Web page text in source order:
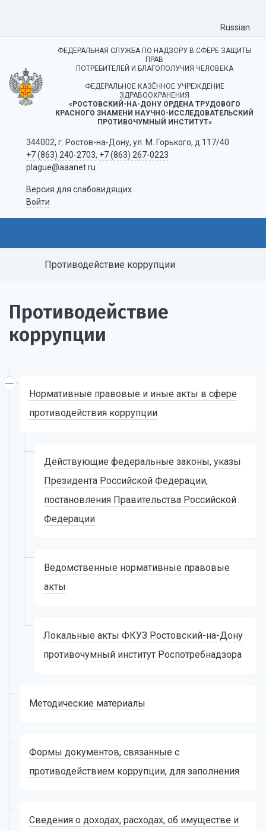
Russian
ФЕДЕРАЛЬНАЯ СЛУЖБА ПО НАДЗОРУ В СФЕРЕ ЗАЩИТЫ
ПРАВ
ПОТРЕБИТЕЛЕЙ И БЛАГОПОЛУЧИЯ ЧЕЛОВЕКА
ФЕДЕРАЛЬНОЕ КАЗЁННОЕ УЧРЕЖДЕНИЕ
ЗДРАВООХРАНЕНИЯ
«РОСТОВСКИЙ-НА-ДОНУ ОРДЕНА ТРУДОВОГО
КРАСНОГО ЗНАМЕНИ НАУЧНО-ИССЛЕДОВАТЕЛЬСКИЙ
ПРОТИВОЧУМНЫЙ ИНСТИТУТ»
344002, г. Ростов-на-Дону, ул. М. Горького, д.117/40
+7 (863) 240-2703, +7 (863) 267-0223
plague@aaanet.ru
Версия для слабовидящих
Войти
Противодействие коррупции
Противодействие
коррупции
Нормативные правовые и иные акты в сфере
противодействия коррупции
Действующие федеральные законы, указы
Президента Российской Федерации,
постановления Правительства Российской
Федерации
Ведомственные нормативные правовые
акты
Локальные акты ФКУЗ Ростовский-на-Дону
противочумный институт Роспотребнадзора
Методические материалы
Формы документов, связанные с
противодействием коррупции, для заполнения
Сведения о доходах, расходах, об имуществе и